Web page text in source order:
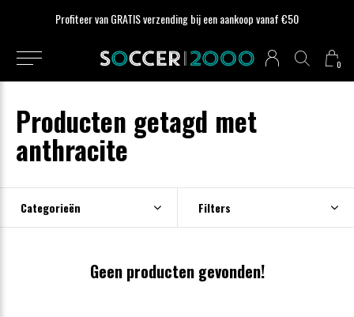
0
Profiteer van GRATIS verzending bij een aankoop vanaf €50
Producten getagd met
anthracite
Categorieën Filters
Geen producten gevonden!